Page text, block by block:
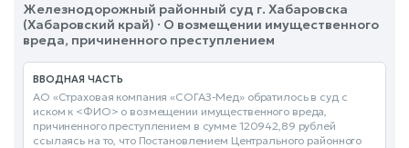
Железнодорожный районный суд г. Хабаровска
(Хабаровский край) · О возмещении имущественного
вреда, причиненного преступлением
ВВОДНАЯ ЧАСТЬ
АО «Страховая компания «СОГАЗ-Мед» обратилось в суд с
иском к <ФИО> о возмещении имущественного вреда,
причиненного преступлением в сумме 120942,89 рублей
ссылаясь на то, что Постановлением Центрального районного